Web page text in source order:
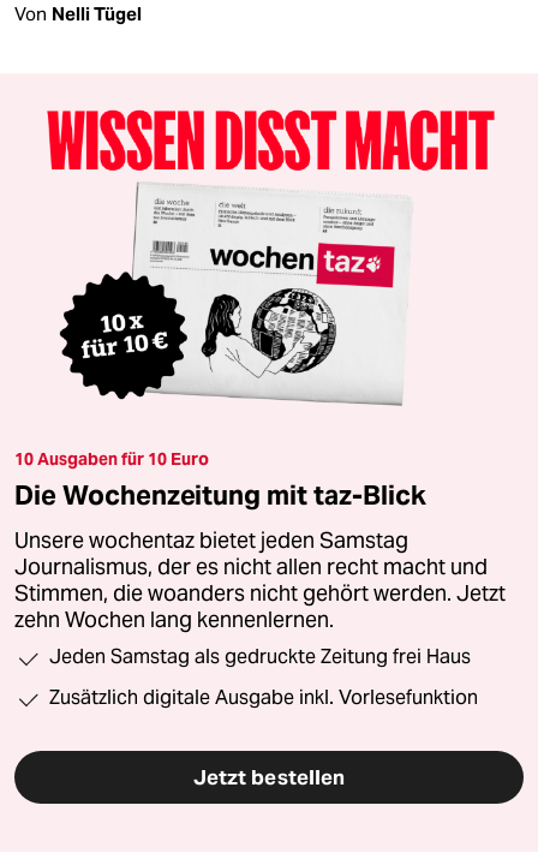
Von Nelli Tügel
10 Ausgaben für 10 Euro
Die Wochenzeitung mit taz-Blick
Unsere wochentaz bietet jeden Samstag
Journalismus, der es nicht allen recht macht und
Stimmen, die woanders nicht gehört werden. Jetzt
zehn Wochen lang kennenlernen.
Jeden Samstag als gedruckte Zeitung frei Haus
Zusätzlich digitale Ausgabe inkl. Vorlesefunktion
Jetzt bestellen